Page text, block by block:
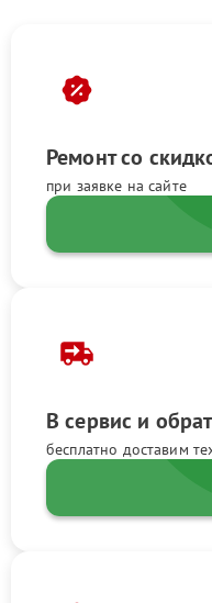
Ремонт со
при заявке на сайте
В сервис и
бесплатно доставим